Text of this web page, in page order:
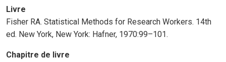
Livre
Fisher RA. Statistical Methods for Research Workers. 14th
ed. New York, New York: Hafner, 1970:99–101.
Chapitre de livre